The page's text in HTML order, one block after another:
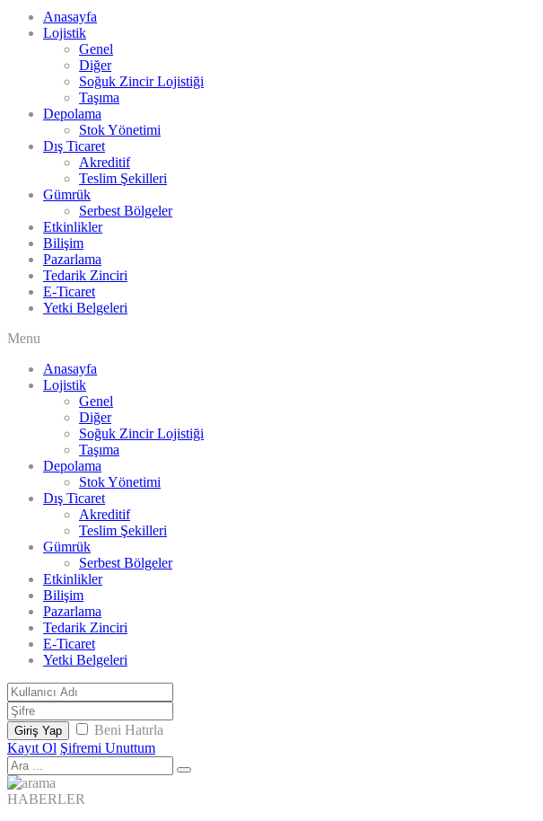
Anasayfa
Lojistik
Genel
Diğer
Soğuk Zincir Lojistiği
Taşıma
Depolama
Stok Yönetimi
Dış Ticaret
Akreditif
Teslim Şekilleri
Gümrük
Serbest Bölgeler
Etkinlikler
Bilişim
Pazarlama
Tedarik Zinciri
E-Ticaret
Yetki Belgeleri
Menu
Anasayfa
Lojistik
Genel
Diğer
Soğuk Zincir Lojistiği
Taşıma
Depolama
Stok Yönetimi
Dış Ticaret
Akreditif
Teslim Şekilleri
Gümrük
Serbest Bölgeler
Etkinlikler
Bilişim
Pazarlama
Tedarik Zinciri
E-Ticaret
Yetki Belgeleri
Giriş Yap
Beni Hatırla
Kayıt Ol Şifremi Unuttum
HABERLER